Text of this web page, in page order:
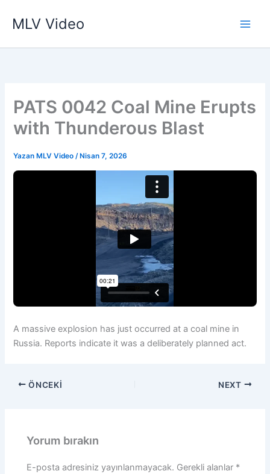
atlaMLV Video
PATS 0042 Coal Mine Erupts
with Thunderous Blast
Yazan MLV Video/ Nisan 7, 2026
A massive explosion has just occurred at a coal mine in
Russia. Reports indicate it was a deliberately planned act.
ÖNCEKI NEXT
Yorum bırakın
E-posta adresiniz yayınlanmayacak. Gerekli alanlar *